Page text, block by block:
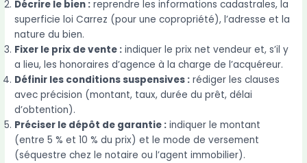
Décrire le bien : reprendre les informations cadastrales, la
superficie loi Carrez (pour une copropriété), l’adresse et la
nature du bien.
Fixer le prix de vente : indiquer le prix net vendeur et, s’il y
a lieu, les honoraires d’agence à la charge de l’acquéreur.
Définir les conditions suspensives : rédiger les clauses
avec précision (montant, taux, durée du prêt, délai
d’obtention).
Préciser le dépôt de garantie : indiquer le montant
(entre 5 % et 10 % du prix) et le mode de versement
(séquestre chez le notaire ou l’agent immobilier).